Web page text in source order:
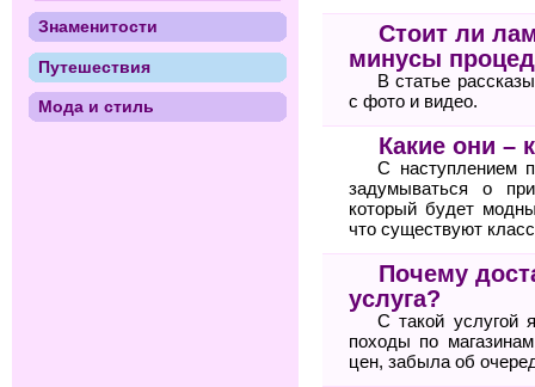
Стоит ли
минусы
В статье
с фото и видео.
Какие они –
С наступлением
задумываться о
который будет
что существуют
Почему
услуга?
С такой услугой
походы по
цен, забыла об
Знаменитости
Путешествия
Мода и стиль